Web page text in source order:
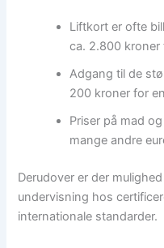
Liftkort er ofte
ca. 2.800 kroner
Adgang til de
200 kroner for
Priser på mad
mange andre
Derudover er der
undervisning hos
internationale standarder.